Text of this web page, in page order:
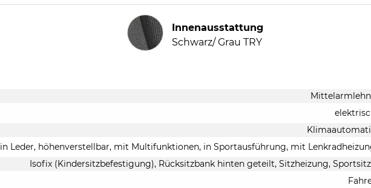
Innenausstattung
Innenausstattung
Schwarz/ Grau TRY
in Leder, höhenverstellbar, mit Multifunktionen, in Sportausführung, mit
Isofix (Kindersitzbefestigung), Rücksitzbank hinten geteilt, Sitzheizung,